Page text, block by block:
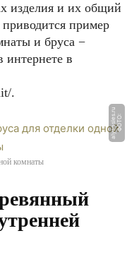
изделия и их общий
пример
и бруса −
интернете в
.
Ф
О
Т
О:
al
y
a
n
sl
e
s.
r
u
комнаты